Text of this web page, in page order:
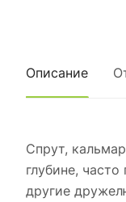
Описание
Спрут,
глубине,
другие